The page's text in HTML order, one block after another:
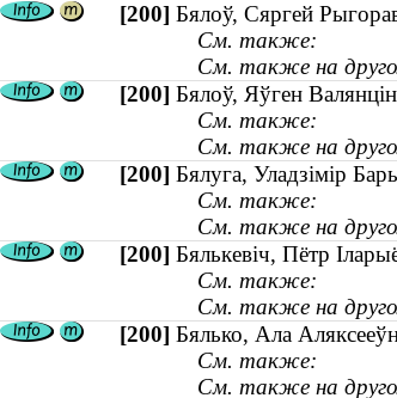
[200] Бялоў, Сяргей
См. также:
См. также на
[200] Бялоў, Яўген
См. также:
См. также на
[200] Бялуга, Уладзімір
См. также:
См. также на
[200] Бялькевіч, Пётр
См. также:
См. также на
[200] Бялько, Ала
См. также:
См. также на